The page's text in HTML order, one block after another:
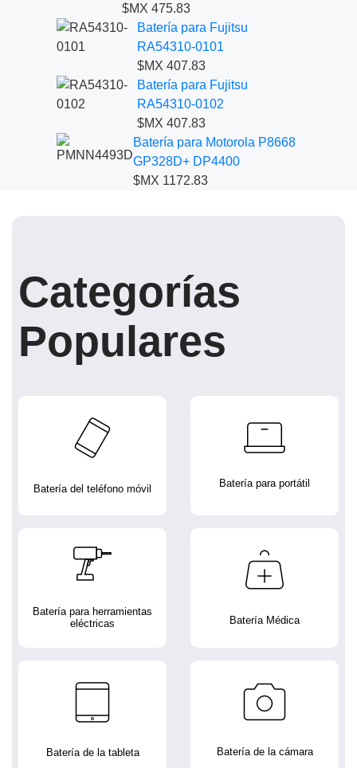
$MX 475.83
Batería para Fujitsu
RA54310-0101
$MX 407.83
Batería para Fujitsu
RA54310-0102
$MX 407.83
Batería para Motorola P8668
GP328D+ DP4400
$MX 1172.83
Categorías
Populares
Batería del teléfono móvil Batería para portátil
Batería para herramientas
eléctricas
Batería Médica
Batería de la tableta Batería de la cámara